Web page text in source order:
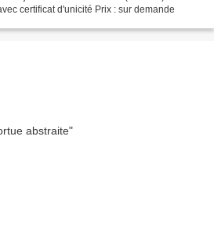
certificat d'unicité Prix : sur demande